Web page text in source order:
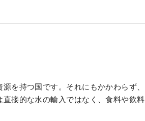
を持つ国です。それにもかかわらず、
接的な水の輸入ではなく、食料や飲料